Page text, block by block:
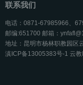
联系我们
电话：0871-67985966、
邮编:651700 邮箱：
地址：昆明市杨林职教园区
滇ICP备13005383号-1 云